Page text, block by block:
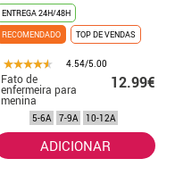
ENTREGA 24H/48H
RECOMENDADO
TOP DE VENDAS
4.54/5.00
Fato de
enfermeira para
menina
12.99€
5-6A 7-9A 10-12A
ADICIONAR